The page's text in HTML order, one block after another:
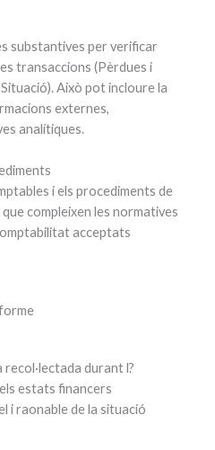
substantives per verificar
transaccions (Pèrdues i
Això pot incloure la
externes,
analítiques.
i els procediments de
compleixen les normatives
acceptats
recol·lectada durant l?
estats financers
i raonable de la situació